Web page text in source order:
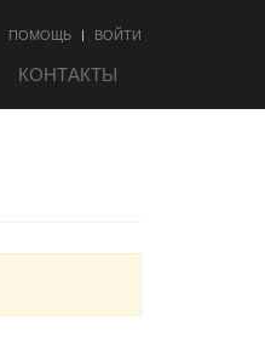
ПОМОЩЬ ВОЙТИ
КОНТАКТЫ